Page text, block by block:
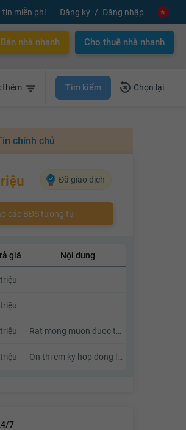
tin miễn phí Đăng ký Đăng nhập
Bán nhà nhanh Cho thuê nhà nhanh
thêm Tìm kiếm Chọn lại
chính chủ
Đã giao dịch
các BĐS tương tự
giá Nội dung
Rat mong muon duoc thuong luong
On thi em ky hop dong luon nhe a
7